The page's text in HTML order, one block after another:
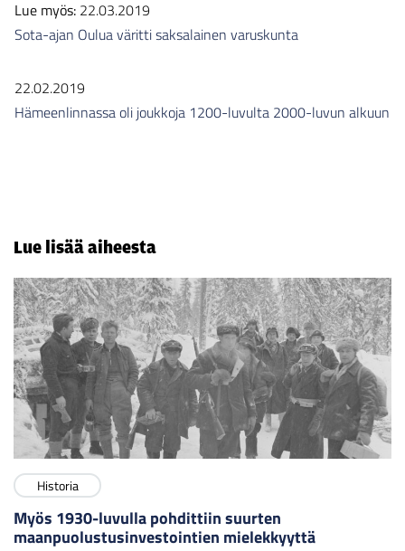
Lue myös: 22.03.2019
Sota-ajan Oulua väritti saksalainen varuskunta
22.02.2019
Hämeenlinnassa oli joukkoja 1200-luvulta 2000-luvun alkuun
Lue lisää aiheesta
Historia
Myös 1930-luvulla pohdittiin suurten
maanpuolustusinvestointien mielekkyyttä